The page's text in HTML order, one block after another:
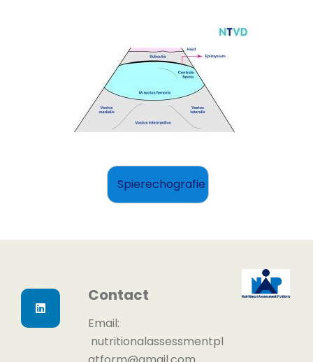
Spierechografie
Contact
Email:
nutritionalassessmentpl